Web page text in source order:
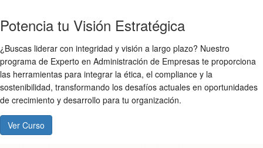
Potencia tu Visión Estratégica
¿Buscas liderar con integridad y visión a largo plazo? Nuestro
programa de Experto en Administración de Empresas te proporciona
las herramientas para integrar la ética, el compliance y la
sostenibilidad, transformando los desafíos actuales en oportunidades
de crecimiento y desarrollo para tu organización.
Ver Curso